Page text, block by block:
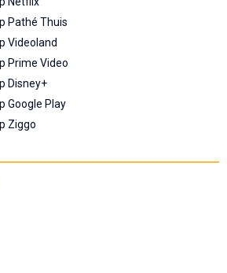
Pathé Thuis
Videoland
Prime Video
Disney+
Google Play
Ziggo